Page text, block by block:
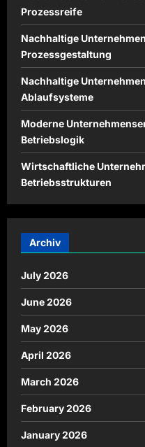
Prozessreife
Nachhaltige
Prozessgestaltung
Nachhaltige
Ablaufsysteme
Moderne
Betriebslogik
Wirtschaftliche
Betriebsstrukturen
Archiv
July 2026
June 2026
May 2026
April 2026
March 2026
February 2026
January 2026